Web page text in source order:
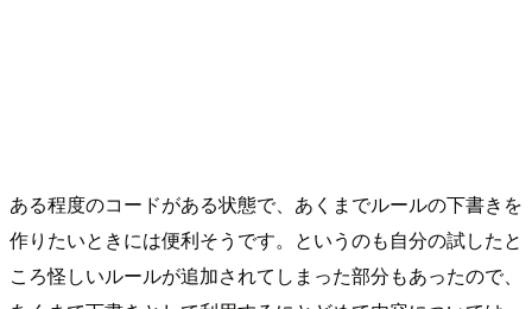
ある程度のコードがある状態で、あくまでルールの下書きを
作りたいときには便利そうです。というのも自分の試したと
ころ怪しいルールが追加されてしまった部分もあったので、